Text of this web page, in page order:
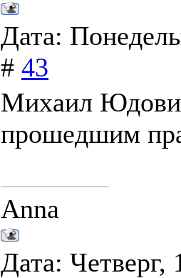
Дата:
# 43
Михаил
прошедшим
Anna
Дата: